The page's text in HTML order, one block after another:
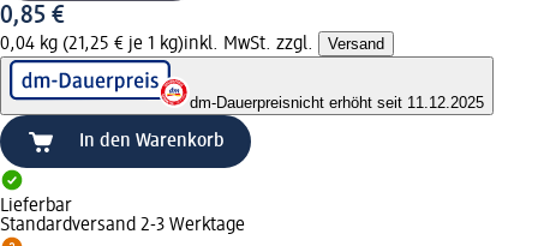
0,85 €
0,04 kg (21,25 € je 1 kg)inkl. MwSt. zzgl. Versand
dm-Dauerpreisnicht erhöht seit 11.12.2025
In den Warenkorb
Lieferbar
Standardversand 2-3 Werktage